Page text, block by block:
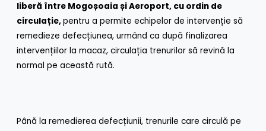
liberă între Mogoșoaia și Aeroport, cu ordin de
circulație,pentru a permite echipelor de intervenție să
remedieze defecțiunea, urmând ca după finalizarea
intervențiilor la macaz, circulația trenurilor să revină la
normal pe această rută.
Până la remedierea defecțiunii, trenurile care circulă pe